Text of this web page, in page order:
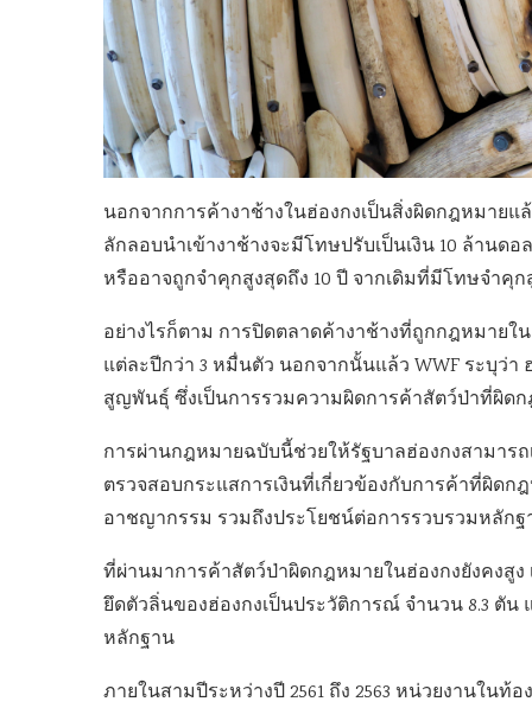
นอกจากการค้างาช้างในฮ่องกงเป็นสิ่งผิดกฎหมาย
ลักลอบนำเข้างาช้างจะมีโทษปรับเป็นเงิน 10 ล้านด
หรืออาจถูกจำคุกสูงสุดถึง 10 ปี จากเดิมที่มีโทษจำคุก
อย่างไรก็ตาม การปิดตลาดค้างาช้างที่ถูกกฎหมายใ
แต่ละปีกว่า 3 หมื่นตัว นอกจากนั้นแล้ว WWF ระบุว่
สูญพันธุ์ ซึ่งเป็นการรวมความผิดการค้าสัตว์ป่าที่ผิด
การผ่านกฎหมายฉบับนี้ช่วยให้รัฐบาลฮ่องกงสามาร
ตรวจสอบกระแสการเงินที่เกี่ยวข้องกับการค้าที่ผิด
อาชญากรรม รวมถึงประโยชน์ต่อการรวบรวมหลัก
ที่ผ่านมาการค้าสัตว์ป่าผิดกฎหมายในฮ่องกงยังคงสู
ยึดตัวลิ่นของฮ่องกงเป็นประวัติการณ์ จำนวน 8.3 ตัน
หลักฐาน
ภายในสามปีระหว่างปี 2561 ถึง 2563 หน่วยงานใน